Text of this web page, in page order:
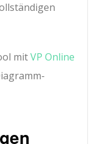
mitVP Online